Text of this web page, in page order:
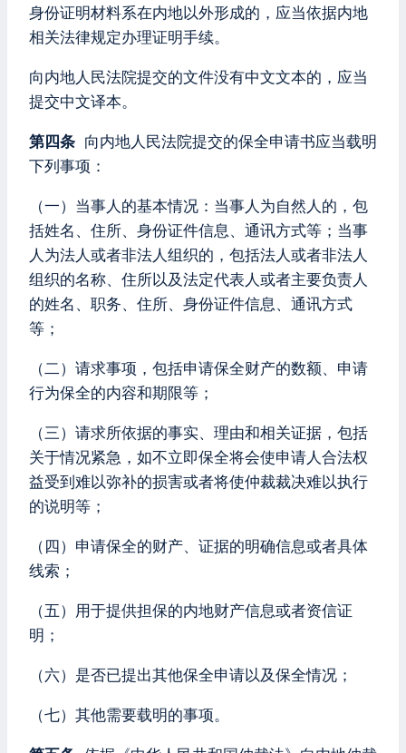
身份证明材料系在内地以外形成的，应当依据内地
相关法律规定办理证明手续。
向内地人民法院提交的文件没有中文文本的，应当
提交中文译本。
第四条 向内地人民法院提交的保全申请书应当载明
下列事项：
（一）当事人的基本情况：当事人为自然人的，包
括姓名、住所、身份证件信息、通讯方式等；当事
人为法人或者非法人组织的，包括法人或者非法人
组织的名称、住所以及法定代表人或者主要负责人
的姓名、职务、住所、身份证件信息、通讯方式
等；
（二）请求事项，包括申请保全财产的数额、申请
行为保全的内容和期限等；
（三）请求所依据的事实、理由和相关证据，包括
关于情况紧急，如不立即保全将会使申请人合法权
益受到难以弥补的损害或者将使仲裁裁决难以执行
的说明等；
（四）申请保全的财产、证据的明确信息或者具体
线索；
（五）用于提供担保的内地财产信息或者资信证
明；
（六）是否已提出其他保全申请以及保全情况；
（七）其他需要载明的事项。